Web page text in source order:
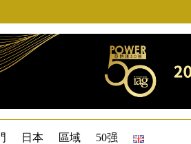
日本 區域 50强